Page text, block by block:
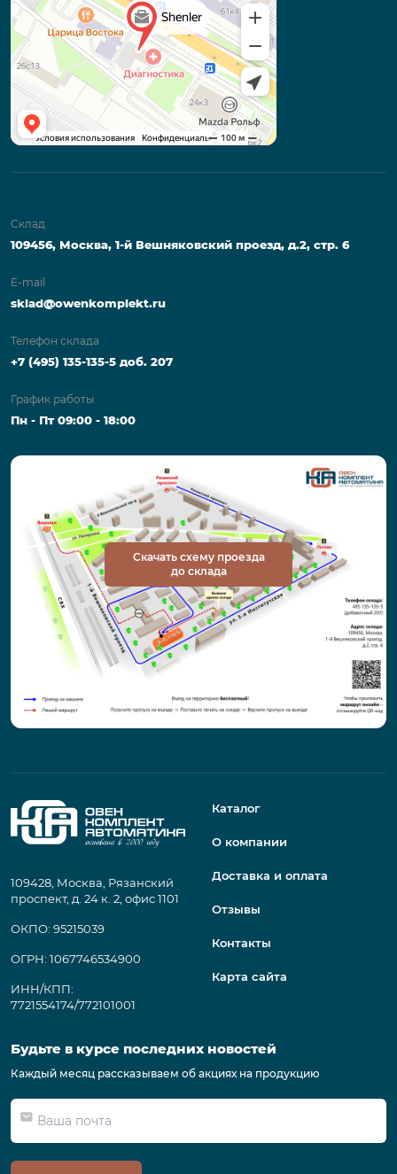
Склад
109456, Москва, 1-й Вешняковский проезд, д.2, стр. 6
E-mail
sklad@owenkomplekt.ru
Телефон склада
+7 (495) 135-135-5 доб. 207
График работы
Пн - Пт 09:00 - 18:00
Скачать схему проезда
до склада
109428, Москва, Рязанский
проспект, д. 24 к. 2, офис 1101
ОКПО: 95215039
ОГРН: 1067746534900
ИНН/КПП:
7721554174/772101001
Каталог
О компании
Доставка и оплата
Отзывы
Контакты
Карта сайта
Будьте в курсе последних новостей
Каждый месяц рассказываем об акциях на продукцию